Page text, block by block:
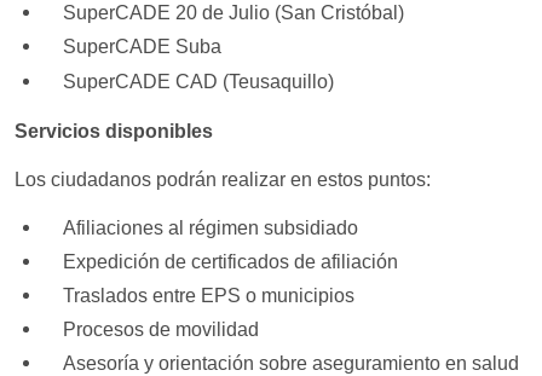
SuperCADE 20 de Julio (San Cristóbal)
SuperCADE Suba
SuperCADE CAD (Teusaquillo)
Servicios disponibles
Los ciudadanos podrán realizar en estos puntos:
Afiliaciones al régimen subsidiado
Expedición de certificados de afiliación
Traslados entre EPS o municipios
Procesos de movilidad
Asesoría y orientación sobre aseguramiento en salud